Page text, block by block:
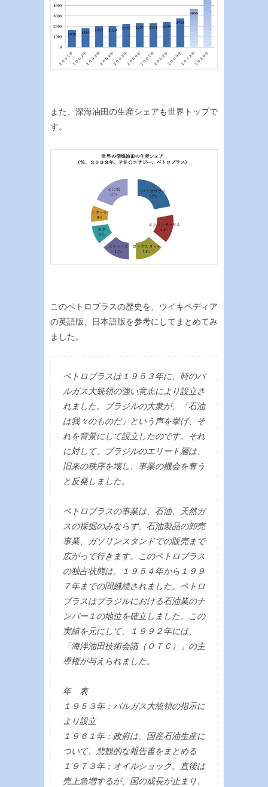
また、深海油田の生産シェアも世界トップで
す。
このペトロブラスの歴史を、ウイキペディア
の英語版、日本語版を参考にしてまとめてみ
ました。
ペトロブラスは１９５３年に、時のバ
ルガス大統領の強い意志により設立さ
れました。ブラジルの大衆が、「石油
は我々のものだ」という声を挙げ、そ
れを背景にして設立したのです。それ
に対して、ブラジルのエリート層は、
旧来の秩序を壊し、事業の機会を奪う
と反発しました。
ペトロブラスの事業は、石油、天然ガ
スの採掘のみならず、石油製品の卸売
事業、ガソリンスタンドでの販売まで
広がって行きます。このペトロブラス
の独占状態は、１９５４年から１９９
７年までの間継続されました。ペトロ
ブラスはブラジルにおける石油業のナ
ンバー１の地位を確立しました。この
実績を元にして、１９９２年には、
「海洋油田技術会議（ＯＴＣ）」の主
導権が与えられました。
年 表
１９５３年：バルガス大統領の指示に
より設立
１９６１年：政府は、国産石油生産に
ついて、悲観的な報告書をまとめる
１９７３年：オイルショック。直後は
売上急増するが、国の成長が止まり、